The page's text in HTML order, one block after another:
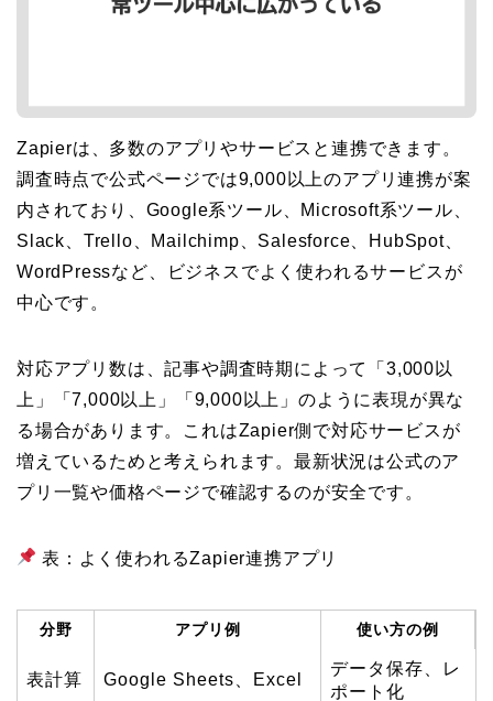
Zapierは、多数のアプリやサービスと連携できます。
調査時点で公式ページでは9,000以上のアプリ連携が案
内されており、Google系ツール、Microsoft系ツール、
Slack、Trello、Mailchimp、Salesforce、HubSpot、
WordPressなど、ビジネスでよく使われるサービスが
中心です。
対応アプリ数は、記事や調査時期によって「3,000以
上」「7,000以上」「9,000以上」のように表現が異な
る場合があります。これはZapier側で対応サービスが
増えているためと考えられます。最新状況は公式のア
プリ一覧や価格ページで確認するのが安全です。
表：よく使われるZapier連携アプリ
分野 アプリ例 使い方の例
表計算 Google Sheets、Excel
データ保存、レ
ポート化